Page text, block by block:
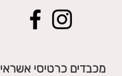
מכבדים כרטיסי אשראי